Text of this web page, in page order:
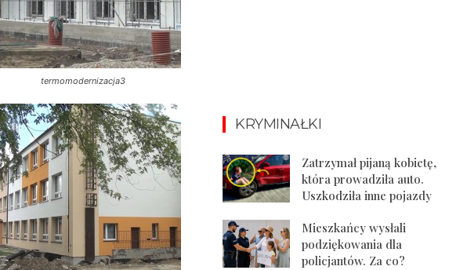
termomodernizacja3
KRYMINAŁKI
Zatrzymał pijaną kobietę,
która prowadziła auto.
Uszkodziła inne pojazdy
Mieszkańcy wysłali
podziękowania dla
policjantów. Za co?